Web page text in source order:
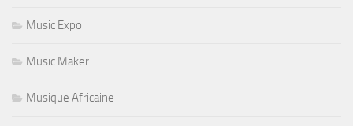
Music Expo
Music Maker
Musique Africaine